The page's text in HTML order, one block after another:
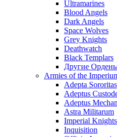
Ultramarines
Blood Angels
Dark Angels
Space Wolves
Grey Knights
Deathwatch
Black Templars
Другие
Armies of the
Adepta Sororitas
Adeptus
Adeptus
Astra Militarum
Imperial Knights
Inquisition